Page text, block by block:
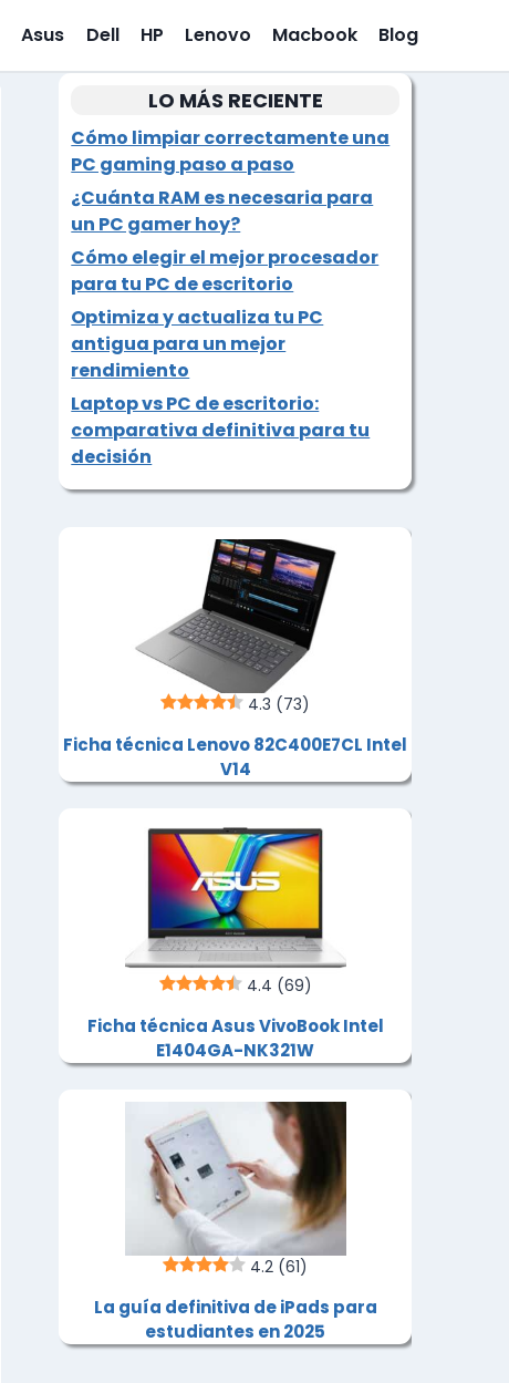
Asus Dell HP Lenovo Macbook Blog
LO MÁS RECIENTE
Cómo limpiar correctamente una
PC gaming paso a paso
¿Cuánta RAM es necesaria para
un PC gamer hoy?
Cómo elegir el mejor procesador
para tu PC de escritorio
Optimiza y actualiza tu PC
antigua para un mejor
rendimiento
Laptop vs PC de escritorio:
comparativa definitiva para tu
decisión
4.3 (73)
Ficha técnica Lenovo 82C400E7CL Intel
V14
4.4 (69)
Ficha técnica Asus VivoBook Intel
E1404GA-NK321W
4.2 (61)
La guía definitiva de iPads para
estudiantes en 2025